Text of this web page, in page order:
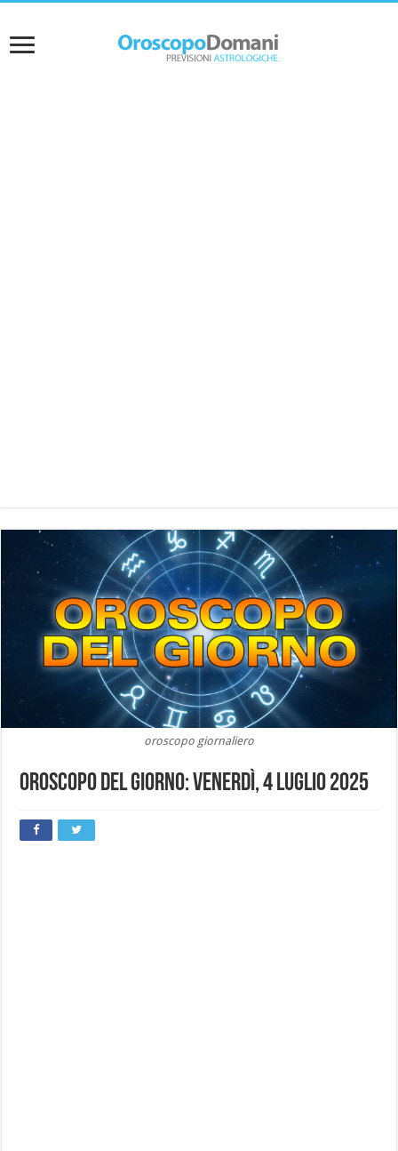
oroscopo giornaliero
Oroscopo del Giorno: Venerdì, 4 Luglio 2025